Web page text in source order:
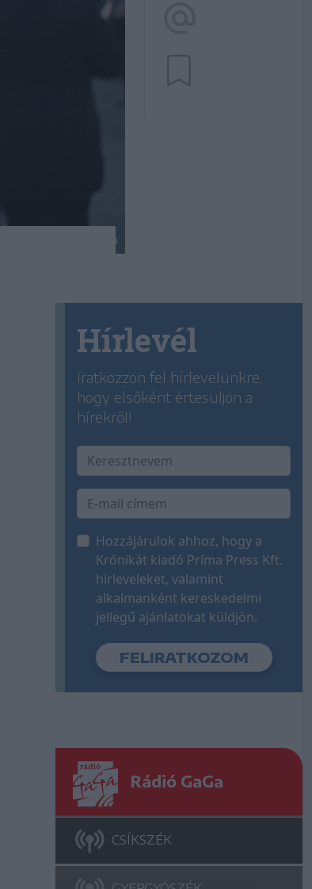
Hírlevél
Iratkozzon fel hírlevelünkre,
hogy elsőként értesüljön a
hírekről!
Hozzájárulok ahhoz, hogy a
Krónikát kiadó Príma Press Kft.
hírleveleket, valamint
alkalmanként kereskedelmi
jellegű ajánlatokat küldjön.
Rádió GaGa
CSÍKSZÉK